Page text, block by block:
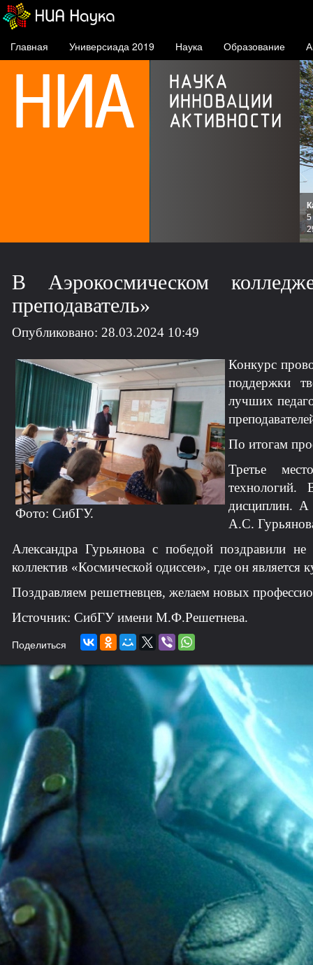
Главная Универсиада 2019 Наука Образование
5
В Аэрокосмическом
преподаватель»
Опубликовано: 28.03.2024 10:49
Фото: СибГУ.
Конкурс
поддержки
лучших
По итогам
Третье
технологий.
дисциплин. А
А.С.
Александра Гурьянова с победой поздравили
коллектив «Космической одиссеи», где он является
Поздравляем решетневцев, желаем новых
Источник: СибГУ имени М.Ф.Решетнева.
Поделиться